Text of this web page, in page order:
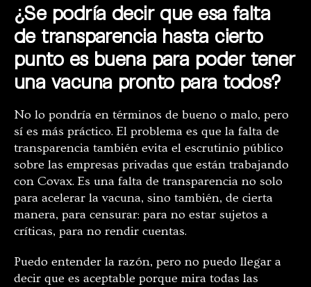
¿Se podría decir que esa falta
de transparencia hasta cierto
punto es buena para poder tener
una vacuna pronto para todos?
No lo pondría en términos de bueno o malo, pero
sí es más práctico. El problema es que la falta de
transparencia también evita el escrutinio público
sobre las empresas privadas que están trabajando
con Covax. Es una falta de transparencia no solo
para acelerar la vacuna, sino también, de cierta
manera, para censurar: para no estar sujetos a
críticas, para no rendir cuentas.
Puedo entender la razón, pero no puedo llegar a
decir que es aceptable porque mira todas las